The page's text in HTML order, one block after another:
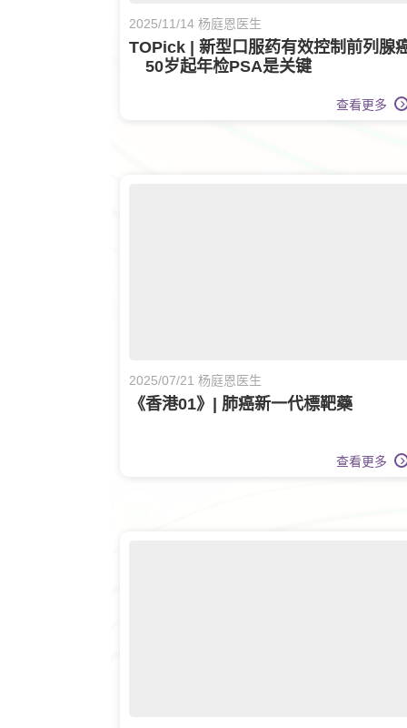
2025/11/14 杨庭恩医生
TOPick | 新型口服药有效控制前列腺
50岁起年检PSA是关键
查看更多
2025/07/21 杨庭恩医生
《香港01》| 肺癌新一代標靶藥
查看更多